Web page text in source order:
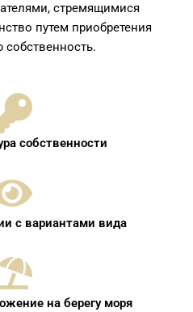
стремящимися
путем приобретения
собственности
с вариантами вида
на берегу моря